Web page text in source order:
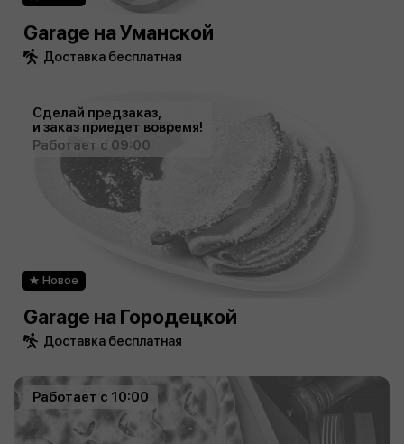
Garage на Уманской
Доставка бесплатная
Сделай предзаказ,
и заказ приедет вовремя!
Работает с 09:00
Новое
Garage на Городецкой
Доставка бесплатная
Работает с 10:00